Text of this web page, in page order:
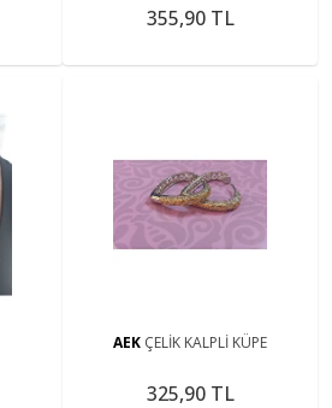
355,90 TL
AEK ÇELİK KALPLİ KÜPE
325,90 TL